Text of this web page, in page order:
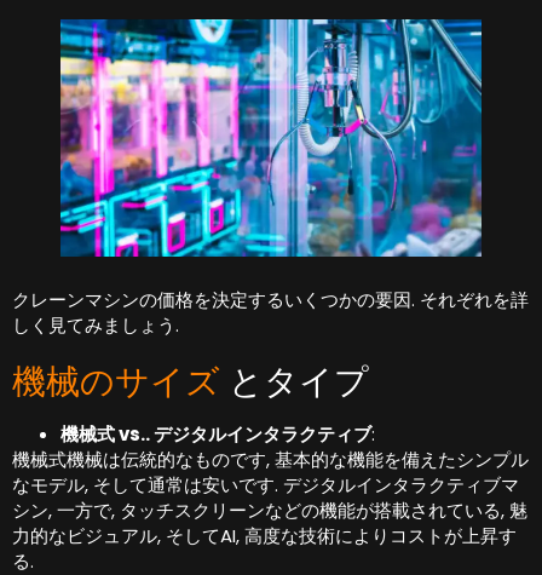
クレーンマシンの価格を決定するいくつかの要因. それぞれを詳
しく見てみましょう.
機械のサイズ とタイプ
機械式 vs.. デジタルインタラクティブ:
機械式機械は伝統的なものです, 基本的な機能を備えたシンプル
なモデル, そして通常は安いです. デジタルインタラクティブマ
シン, 一方で, タッチスクリーンなどの機能が搭載されている, 魅
力的なビジュアル, そしてAI, 高度な技術によりコストが上昇す
る.